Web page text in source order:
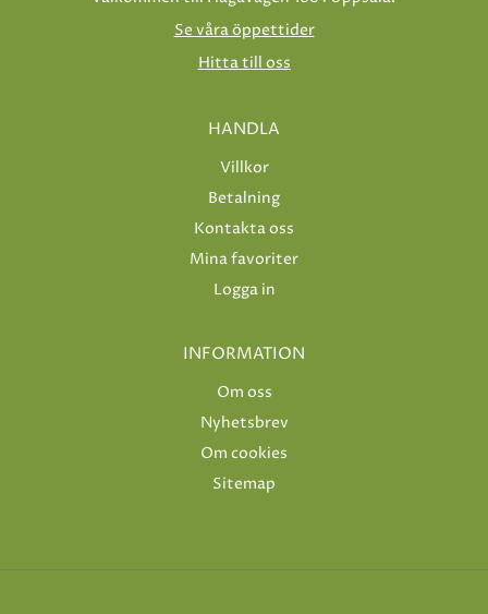
Se våra öppettider
Hitta till oss
HANDLA
Villkor
Betalning
Kontakta oss
Mina favoriter
Logga in
INFORMATION
Om oss
Nyhetsbrev
Om cookies
Sitemap